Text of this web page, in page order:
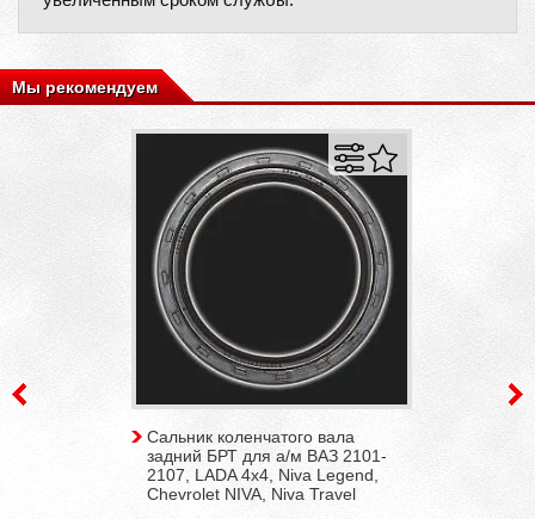
Мы рекомендуем
Сальник коленчатого вала
задний БРТ для а/м ВАЗ 2101-
2107, LADA 4x4, Niva Legend,
Chevrolet NIVA, Niva Travel